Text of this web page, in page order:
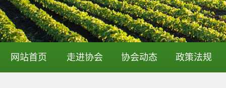
网站首页 走进协会 协会动态 政策法规